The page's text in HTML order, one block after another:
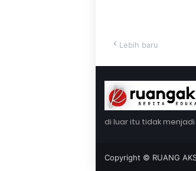
Lebih baru
di luar itu tidak
Copyright © RUANG